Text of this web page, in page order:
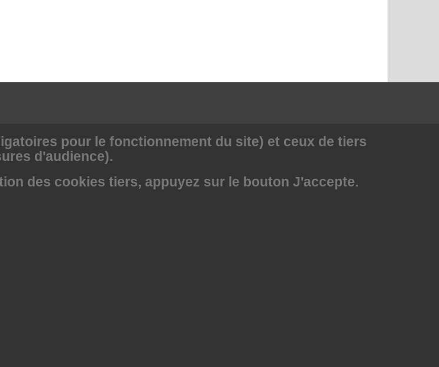
pour le fonctionnement du site) et ceux de tiers
d'audience).
des cookies tiers, appuyez sur le bouton J'accepte.